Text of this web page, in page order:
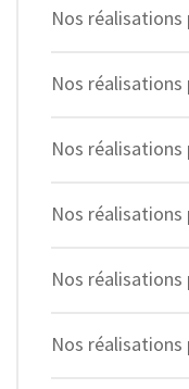
Nos réalisations
Nos
Nos réalisations
Nos réalisations
Nos
Nos réalisations